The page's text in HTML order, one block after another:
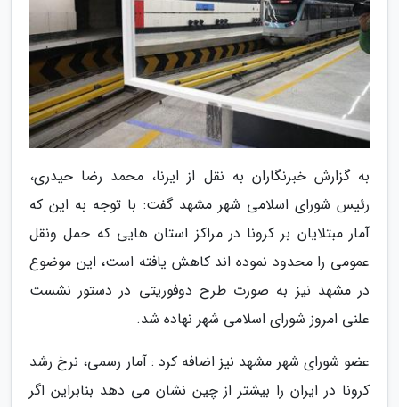
به گزارش خبرنگاران به نقل از ایرنا، محمد رضا حیدری،
رئیس شورای اسلامی شهر مشهد گفت: با توجه به این که
آمار مبتلایان بر کرونا در مراکز استان هایی که حمل ونقل
عمومی را محدود نموده اند کاهش یافته است، این موضوع
در مشهد نیز به صورت طرح دوفوریتی در دستور نشست
علنی امروز شورای اسلامی شهر نهاده شد.
عضو شورای شهر مشهد نیز اضافه کرد : آمار رسمی، نرخ رشد
کرونا در ایران را بیشتر از چین نشان می دهد بنابراین اگر